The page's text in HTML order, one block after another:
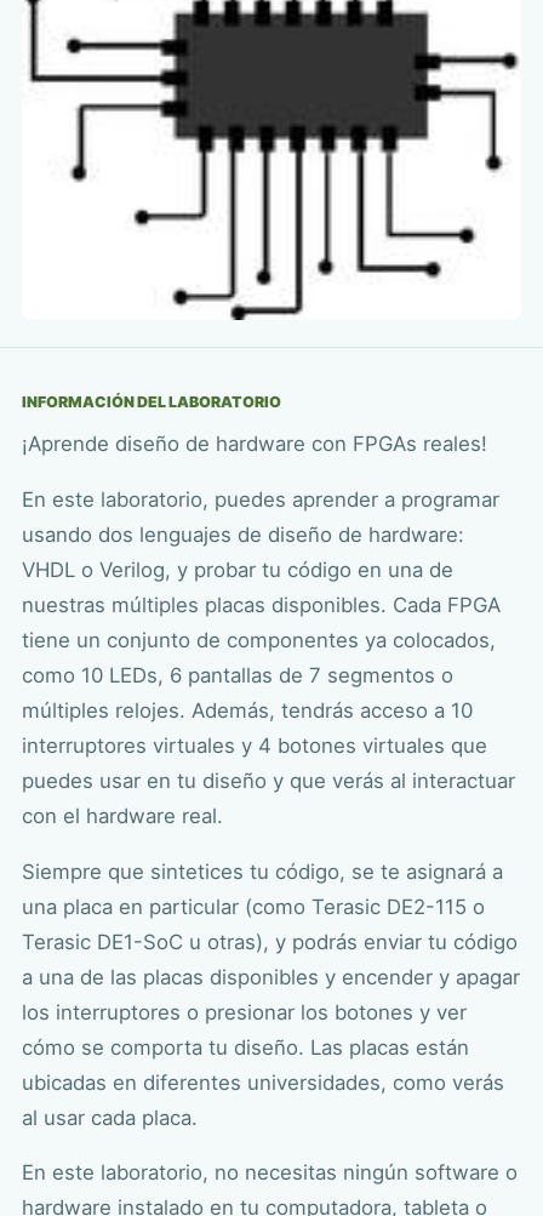
INFORMACIÓN DEL LABORATORIO
¡Aprende diseño de hardware con FPGAs reales!
En este laboratorio, puedes aprender a programar
usando dos lenguajes de diseño de hardware:
VHDL o Verilog, y probar tu código en una de
nuestras múltiples placas disponibles. Cada FPGA
tiene un conjunto de componentes ya colocados,
como 10 LEDs, 6 pantallas de 7 segmentos o
múltiples relojes. Además, tendrás acceso a 10
interruptores virtuales y 4 botones virtuales que
puedes usar en tu diseño y que verás al interactuar
con el hardware real.
Siempre que sintetices tu código, se te asignará a
una placa en particular (como Terasic DE2-115 o
Terasic DE1-SoC u otras), y podrás enviar tu código
a una de las placas disponibles y encender y apagar
los interruptores o presionar los botones y ver
cómo se comporta tu diseño. Las placas están
ubicadas en diferentes universidades, como verás
al usar cada placa.
En este laboratorio, no necesitas ningún software o
hardware instalado en tu computadora, tableta o